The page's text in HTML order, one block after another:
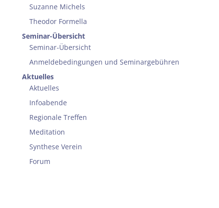
Suzanne Michels
Theodor Formella
Seminar-Übersicht
Seminar-Übersicht
Anmeldebedingungen und Seminargebühren
Aktuelles
Aktuelles
Infoabende
Regionale Treffen
Meditation
Synthese Verein
Forum